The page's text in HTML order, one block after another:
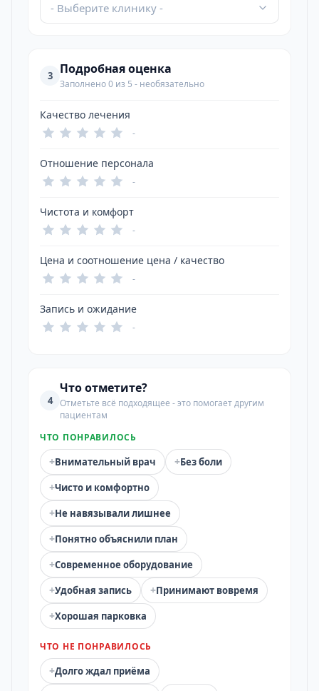
- Выберите клинику -
3 Подробная оценка
Заполнено 0 из 5 - необязательно
Качество лечения
-
Отношение персонала
-
Чистота и комфорт
-
Цена и соотношение цена / качество
-
Запись и ожидание
-
4
Что отметите?
Отметьте всё подходящее - это помогает другим
пациентам
ЧТО ПОНРАВИЛОСЬ
+Внимательный врач +Без боли
+Чисто и комфортно
+Не навязывали лишнее
+Понятно объяснили план
+Современное оборудование
+Удобная запись +Принимают вовремя
+Хорошая парковка
ЧТО НЕ ПОНРАВИЛОСЬ
+Долго ждал приёма